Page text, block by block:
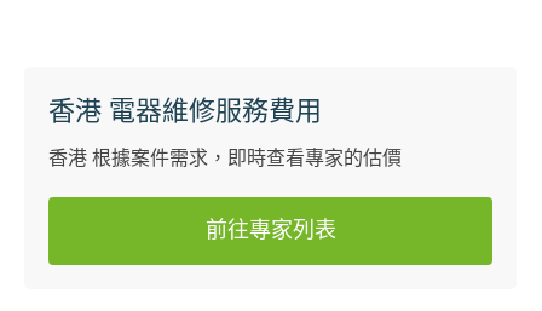
香港 電器維修服務費用
香港 根據案件需求，即時查看專家的估價
前往專家列表